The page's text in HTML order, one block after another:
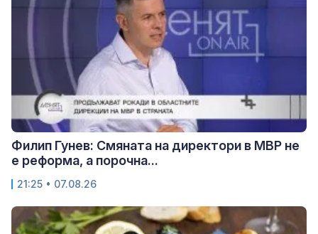
Филип Гунев: Смяната на директори в МВР не
е реформа, а порочна...
21:25 • 07.08.26